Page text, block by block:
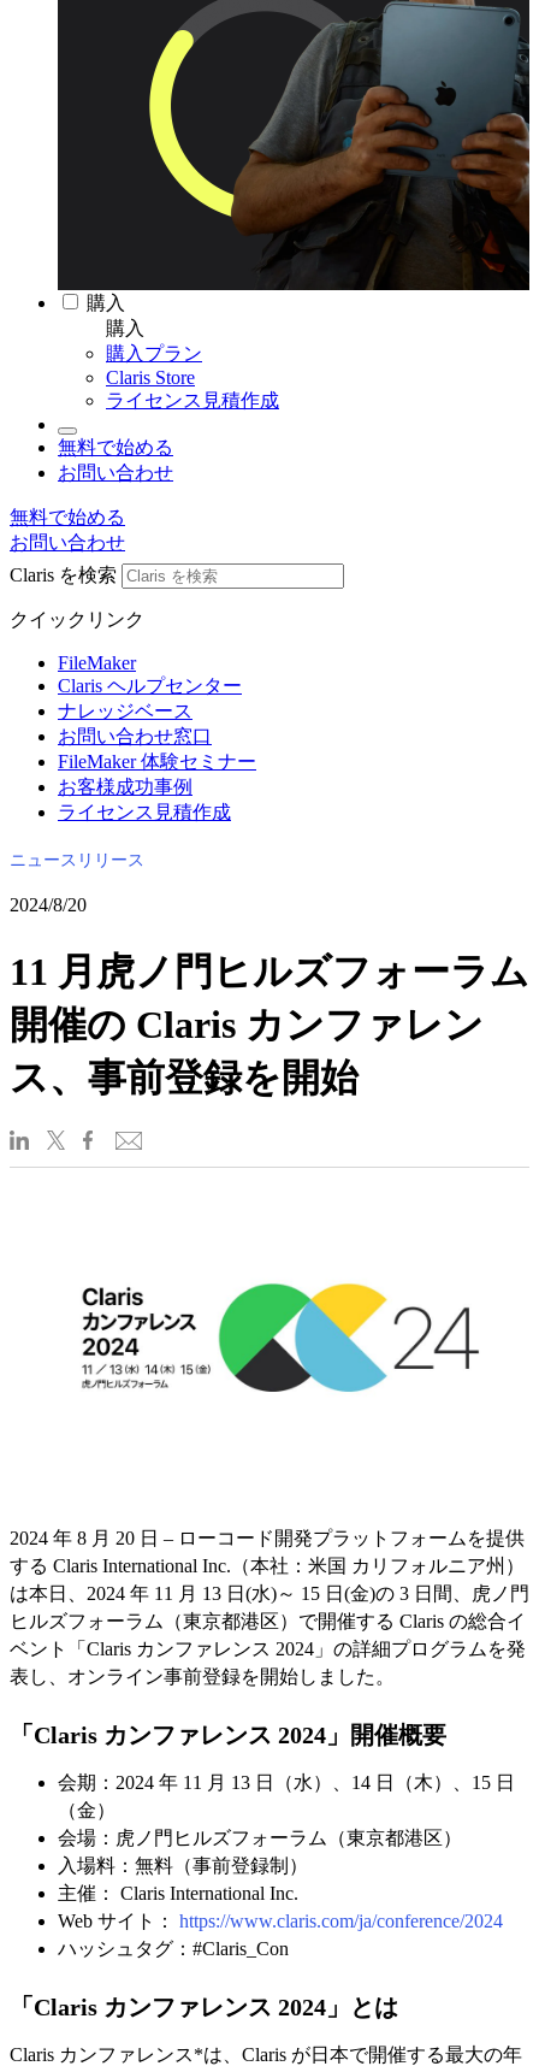
購入
購入
購入プラン
Claris Store
ライセンス見積作成
無料で始める
お問い合わせ
無料で始める
お問い合わせ
Claris を検索
クイックリンク
FileMaker
Claris ヘルプセンター
ナレッジベース
お問い合わせ窓口
FileMaker 体験セミナー
お客様成功事例
ライセンス見積作成
ニュースリリース
2024/8/20
11 月虎ノ門ヒルズフォーラム
開催の Claris カンファレン
ス、事前登録を開始
2024 年 8 月 20 日 – ローコード開発プラットフォームを提供
する Claris International Inc.（本社：米国 カリフォルニア州）
は本日、2024 年 11 月 13 日(水)～ 15 日(金)の 3 日間、虎ノ門
ヒルズフォーラム（東京都港区）で開催する Claris の総合イ
ベント「Claris カンファレンス 2024」の詳細プログラムを発
表し、オンライン事前登録を開始しました。
「Claris カンファレンス 2024」開催概要
会期：2024 年 11 月 13 日（水）、14 日（木）、15 日
（金）
会場：虎ノ門ヒルズフォーラム（東京都港区）
入場料：無料（事前登録制）
主催： Claris International Inc.
Web サイト： https://www.claris.com/ja/conference/2024
ハッシュタグ：#Claris_Con
「Claris カンファレンス 2024」とは
Claris カンファレンス*は、Claris が日本で開催する最大の年